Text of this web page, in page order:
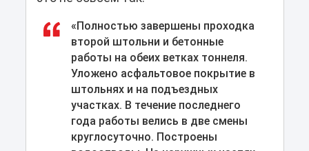
«Полностью завершены проходка
второй штольни и бетонные
работы на обеих ветках тоннеля.
Уложено асфальтовое покрытие в
штольнях и на подъездных
участках. В течение последнего
года работы велись в две смены
круглосуточно. Построены